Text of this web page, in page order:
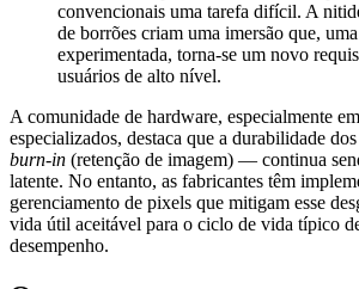
convencionais uma tarefa difícil. A
de borrões criam uma imersão que,
experimentada, torna-se um novo
usuários de alto nível.
A comunidade de hardware, especialmente
especializados, destaca que a durabilidade
burn-in (retenção de imagem) — continua
latente. No entanto, as fabricantes têm
gerenciamento de pixels que mitigam esse
vida útil aceitável para o ciclo de vida típico
desempenho.